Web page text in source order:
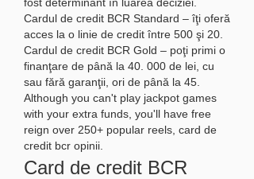
Cardul de credit BCR Standard – îţi oferă
acces la o linie de credit între 500 şi 20.
Cardul de credit BCR Gold – poţi primi o
finanţare de până la 40. 000 de lei, cu
sau fără garanţii, ori de până la 45.
Although you can't play jackpot games
with your extra funds, you'll have free
reign over 250+ popular reels, card de
credit bcr opinii.
Card de credit BCR